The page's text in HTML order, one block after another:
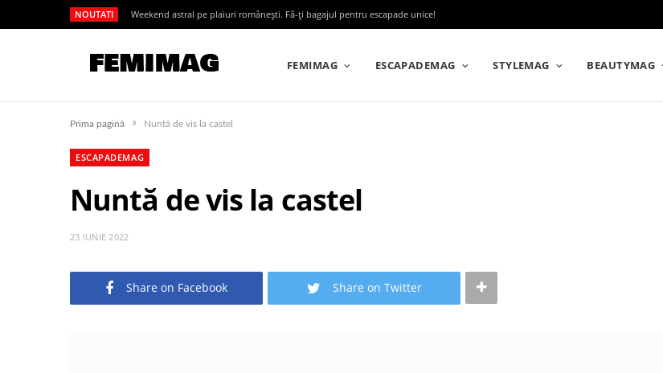
NOUTATI Weekend astral pe plaiuri românești. Fă-ți bagajul pentru escapade unice!
FEMIMAG ESCAPADEMAG STYLEMAG BEAUTYMAG
Prima pagină » Nuntă de vis la castel
ESCAPADEMAG
Nuntă de vis la castel
23 IUNIE 2022
Share on Facebook Share on Twitter